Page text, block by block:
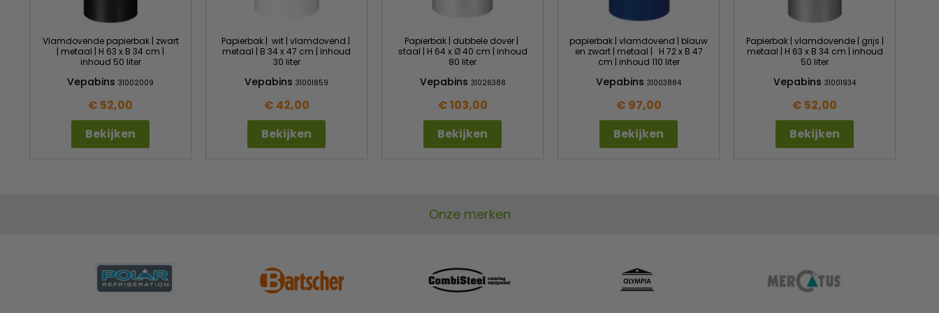
Vlamdovende papierbak | zwart
| metaal | H 63 x B 34 cm |
inhoud 50 liter
Vepabins 31002009
€ 52,00
Bekijken
Papierbak | wit | vlamdovend |
metaal | B 34 x 47 cm | inhoud
30 liter
Vepabins 31001859
€ 42,00
Bekijken
Papierbak | dubbele dover |
staal | H 64 x Ø 40 cm | inhoud
80 liter
Vepabins 31026388
€ 103,00
Bekijken
papierbak | vlamdovend | blauw
en zwart | metaal | H 72 x B 47
cm | inhoud 110 liter
Vepabins 31003884
€ 97,00
Bekijken
Papierbak | vlamdovende | grijs |
metaal | H 63 x B 34 cm | inhoud
50 liter
Vepabins 31001934
€ 52,00
Bekijken
Onze merken